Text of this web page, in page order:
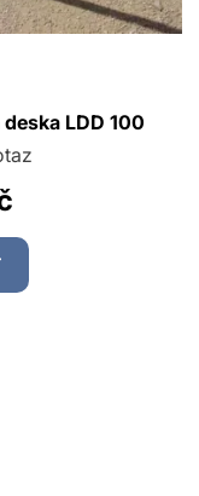
LDD 100